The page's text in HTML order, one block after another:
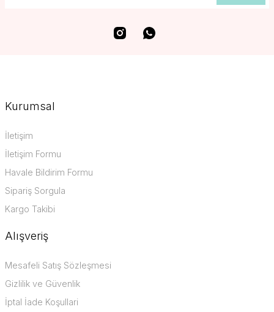
Kurumsal
İletişim
İletişim Formu
Havale Bildirim Formu
Sipariş Sorgula
Kargo Takibi
Alışveriş
Mesafeli Satış Sözleşmesi
Gizlilik ve Güvenlik
İptal İade Koşullari